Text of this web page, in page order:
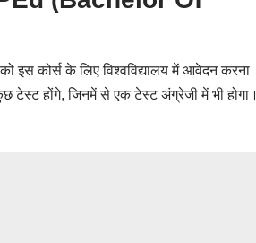
इस कोर्स के लिए विश्वविद्यालय में आवेदन करना
टेस्ट होंगे, जिनमें से एक टेस्ट अंग्रेजी में भी होगा।